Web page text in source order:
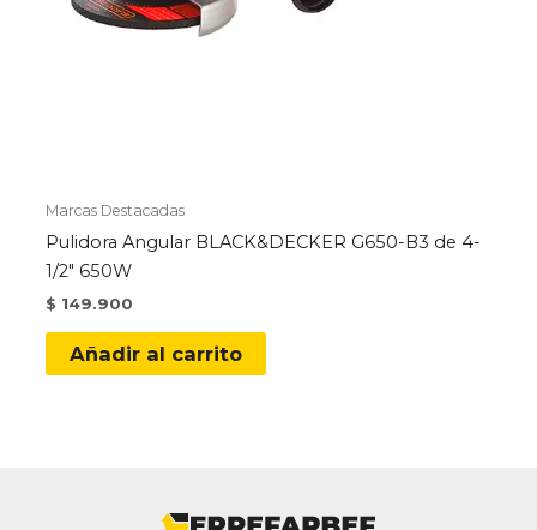
Marcas Destacadas
Pulidora Angular BLACK&DECKER G650-B3 de 4-
1/2″ 650W
$ 149.900
Añadir al carrito